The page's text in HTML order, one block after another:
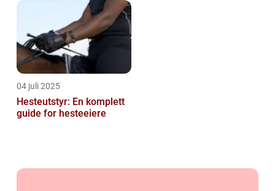
04 juli 2025
Hesteutstyr: En komplett
guide for hesteeiere